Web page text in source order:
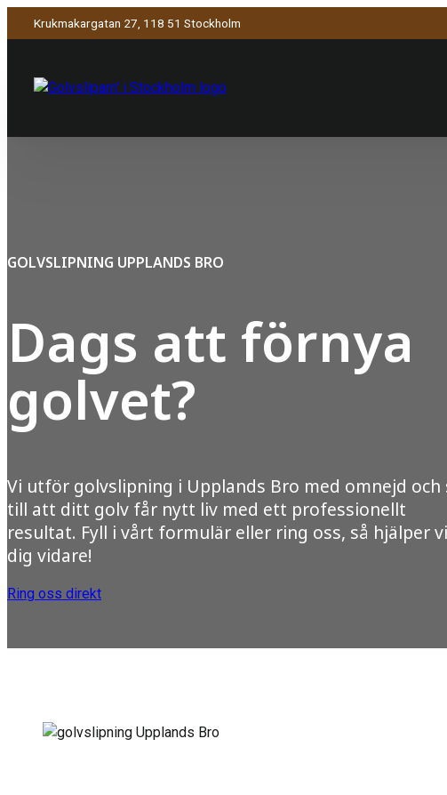
Krukmakargatan 27, 118 51 Stockholm
GOLVSLIPNING UPPLANDS BRO
Dags att förnya
golvet?
Vi utför golvslipning i Upplands Bro med omnejd och
till att ditt golv får nytt liv med ett professionellt
resultat. Fyll i vårt formulär eller ring oss, så hjälper vi
dig vidare!
Ring oss direkt